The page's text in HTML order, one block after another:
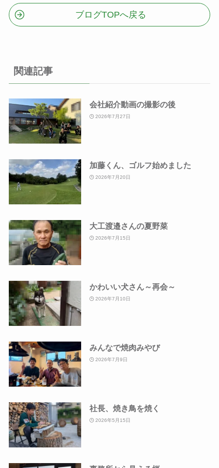
ブログTOPへ戻る
関連記事
会社紹介動画の撮影の後
2026年7月27日
加藤くん、ゴルフ始めました
2026年7月20日
大工渡邉さんの夏野菜
2026年7月15日
かわいい犬さん～再会～
2026年7月10日
みんなで焼肉みやび
2026年7月9日
社長、焼き鳥を焼く
2026年5月15日